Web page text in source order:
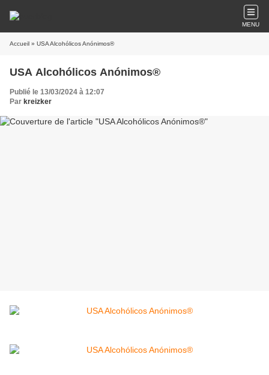
MENU
Accueil » USA Alcohólicos Anónimos®
USA Alcohólicos Anónimos®
Publié le 13/03/2024 à 12:07
Par kreizker